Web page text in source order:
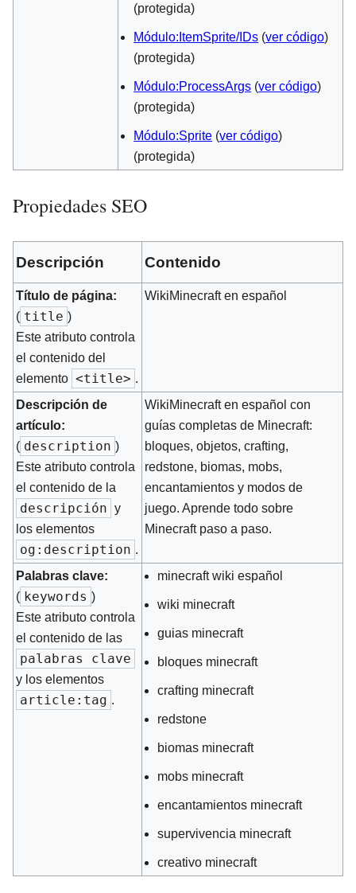
(protegida)
Módulo:ItemSprite/IDs (ver código)
(protegida)
Módulo:ProcessArgs (ver código)
(protegida)
Módulo:Sprite (ver código)
(protegida)
Propiedades SEO
Descripción Contenido
Título de página:
( title )
Este atributo controla
el contenido del
elemento <title> .
WikiMinecraft en español
Descripción de
artículo:
( description )
Este atributo controla
el contenido de la
descripción y
los elementos
og:description .
WikiMinecraft en español con
guías completas de Minecraft:
bloques, objetos, crafting,
redstone, biomas, mobs,
encantamientos y modos de
juego. Aprende todo sobre
Minecraft paso a paso.
Palabras clave:
( keywords )
Este atributo controla
el contenido de las
palabras clave
y los elementos
article:tag .
minecraft wiki español
wiki minecraft
guias minecraft
bloques minecraft
crafting minecraft
redstone
biomas minecraft
mobs minecraft
encantamientos minecraft
supervivencia minecraft
creativo minecraft